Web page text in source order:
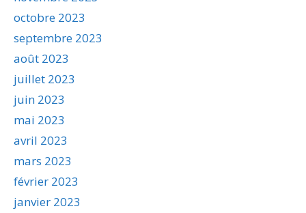
octobre 2023
septembre 2023
août 2023
juillet 2023
juin 2023
mai 2023
avril 2023
mars 2023
février 2023
janvier 2023